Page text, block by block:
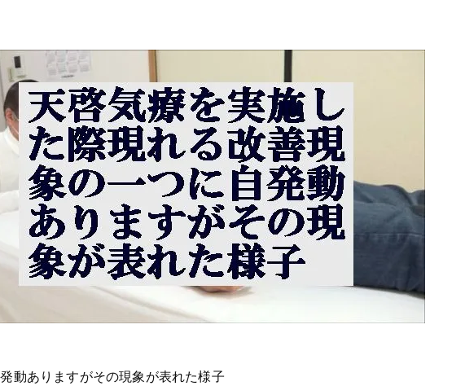
動ありますがその現象が表れた様子